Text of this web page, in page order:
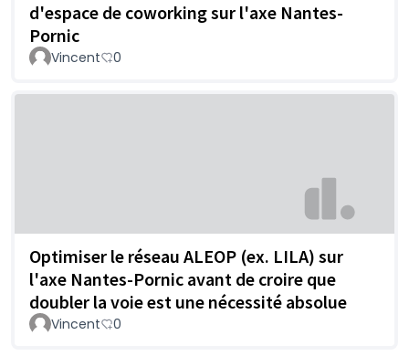
d'espace de coworking sur l'axe Nantes-
Pornic
Vincent 0
Optimiser le réseau ALEOP (ex. LILA) sur
l'axe Nantes-Pornic avant de croire que
doubler la voie est une nécessité absolue
Vincent 0